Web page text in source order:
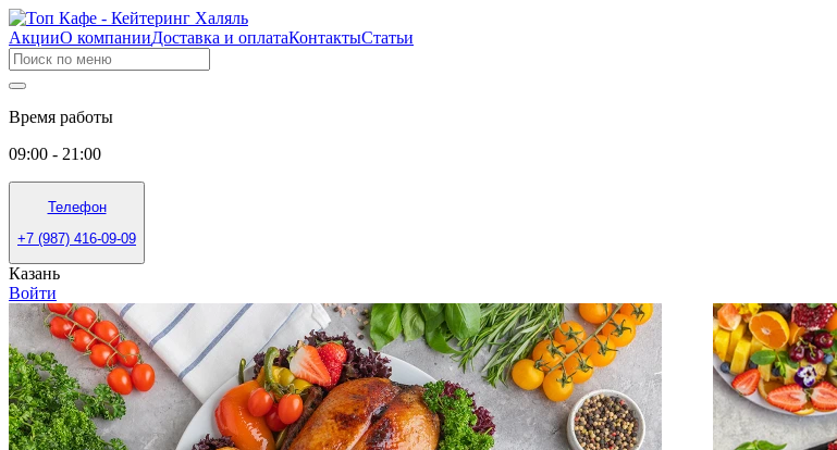
АкцииО компанииДоставка и оплатаКонтактыСтатьи
Время работы
09:00 - 21:00
Телефон
+7 (987) 416-09-09
Казань
Войти